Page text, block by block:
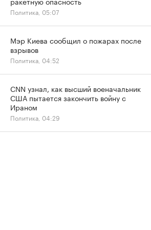
Политика, 05:07
Мэр Киева сообщил о пожарах после
взрывов
Политика, 04:52
CNN узнал, как высший военачальник
США пытается закончить войну с
Ираном
Политика, 04:29